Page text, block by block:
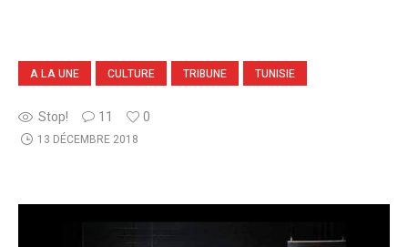
A LA UNE CULTURE TRIBUNE TUNISIE
Stop! 11 0
13 DÉCEMBRE 2018